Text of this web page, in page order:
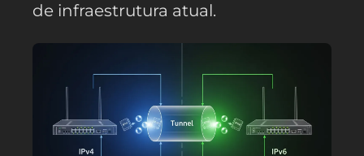
de infraestrutura atual.